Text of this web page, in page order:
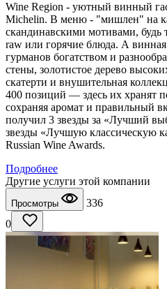
Wine Region - уютный винный
Michelin. В меню - "мишлен" на
скандинавскими мотивами, будь
raw или горячие блюда. А винная
гурманов богатством и
стены, золотистое дерево
скатерти и внушительная
400 позиций — здесь их хранят
сохраняя аромат и правильный
получил 3 звезды за «Лучший
звезды «Лучшую классическую
Russian Wine Awards.
Подробнее
Другие услуги этой компании
Просмотры
336
0